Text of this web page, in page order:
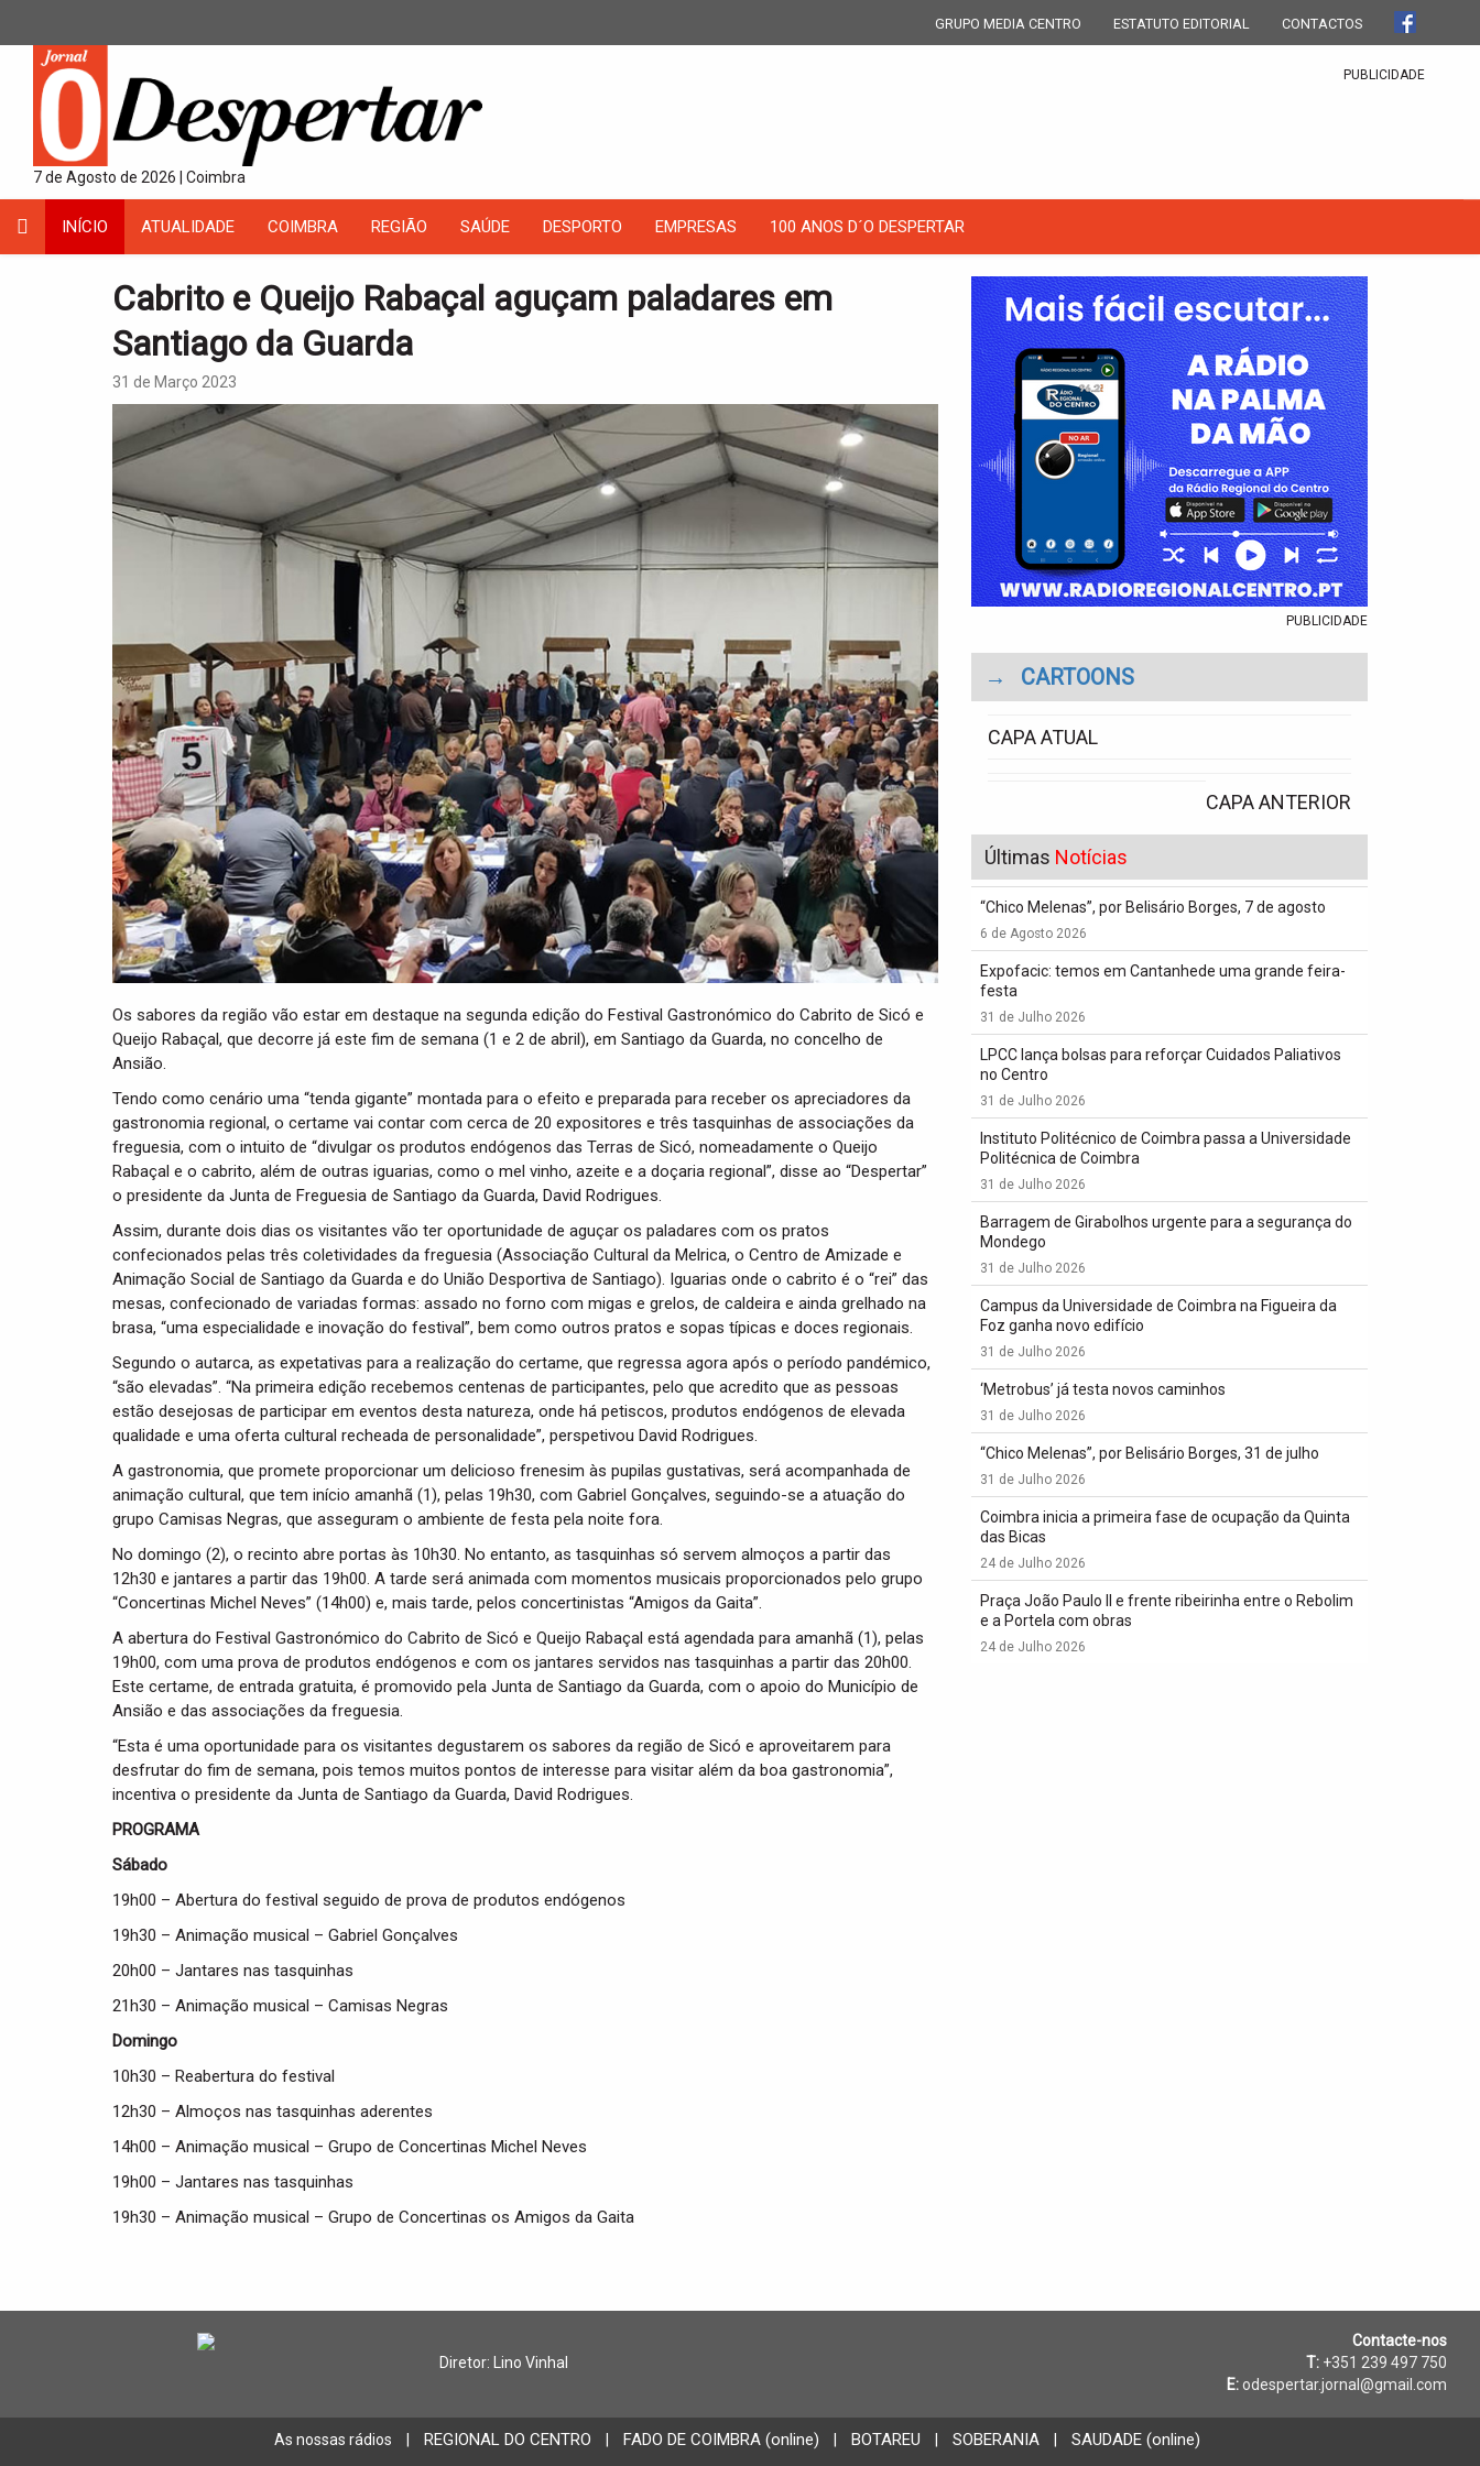
GRUPO MEDIA CENTRO ESTATUTO EDITORIAL CONTACTOS
7 de Agosto de 2026 | Coimbra
PUBLICIDADE
INÍCIO ATUALIDADE COIMBRA REGIÃO SAÚDE DESPORTO EMPRESAS 100 ANOS D´O DESPERTAR
Cabrito e Queijo Rabaçal aguçam paladares em
Santiago da Guarda
31 de Março 2023
Os sabores da região vão estar em destaque na segunda edição do Festival Gastronómico do Cabrito de Sicó e
Queijo Rabaçal, que decorre já este fim de semana (1 e 2 de abril), em Santiago da Guarda, no concelho de
Ansião.
Tendo como cenário uma “tenda gigante” montada para o efeito e preparada para receber os apreciadores da
gastronomia regional, o certame vai contar com cerca de 20 expositores e três tasquinhas de associações da
freguesia, com o intuito de “divulgar os produtos endógenos das Terras de Sicó, nomeadamente o Queijo
Rabaçal e o cabrito, além de outras iguarias, como o mel vinho, azeite e a doçaria regional”, disse ao “Despertar”
o presidente da Junta de Freguesia de Santiago da Guarda, David Rodrigues.
Assim, durante dois dias os visitantes vão ter oportunidade de aguçar os paladares com os pratos
confecionados pelas três coletividades da freguesia (Associação Cultural da Melrica, o Centro de Amizade e
Animação Social de Santiago da Guarda e do União Desportiva de Santiago). Iguarias onde o cabrito é o “rei” das
mesas, confecionado de variadas formas: assado no forno com migas e grelos, de caldeira e ainda grelhado na
brasa, “uma especialidade e inovação do festival”, bem como outros pratos e sopas típicas e doces regionais.
Segundo o autarca, as expetativas para a realização do certame, que regressa agora após o período pandémico,
“são elevadas”. “Na primeira edição recebemos centenas de participantes, pelo que acredito que as pessoas
estão desejosas de participar em eventos desta natureza, onde há petiscos, produtos endógenos de elevada
qualidade e uma oferta cultural recheada de personalidade”, perspetivou David Rodrigues.
A gastronomia, que promete proporcionar um delicioso frenesim às pupilas gustativas, será acompanhada de
animação cultural, que tem início amanhã (1), pelas 19h30, com Gabriel Gonçalves, seguindo-se a atuação do
grupo Camisas Negras, que asseguram o ambiente de festa pela noite fora.
No domingo (2), o recinto abre portas às 10h30. No entanto, as tasquinhas só servem almoços a partir das
12h30 e jantares a partir das 19h00. A tarde será animada com momentos musicais proporcionados pelo grupo
“Concertinas Michel Neves” (14h00) e, mais tarde, pelos concertinistas “Amigos da Gaita”.
A abertura do Festival Gastronómico do Cabrito de Sicó e Queijo Rabaçal está agendada para amanhã (1), pelas
19h00, com uma prova de produtos endógenos e com os jantares servidos nas tasquinhas a partir das 20h00.
Este certame, de entrada gratuita, é promovido pela Junta de Santiago da Guarda, com o apoio do Município de
Ansião e das associações da freguesia.
“Esta é uma oportunidade para os visitantes degustarem os sabores da região de Sicó e aproveitarem para
desfrutar do fim de semana, pois temos muitos pontos de interesse para visitar além da boa gastronomia”,
incentiva o presidente da Junta de Santiago da Guarda, David Rodrigues.
PROGRAMA
Sábado
19h00 – Abertura do festival seguido de prova de produtos endógenos
19h30 – Animação musical – Gabriel Gonçalves
20h00 – Jantares nas tasquinhas
21h30 – Animação musical – Camisas Negras
Domingo
10h30 – Reabertura do festival
12h30 – Almoços nas tasquinhas aderentes
14h00 – Animação musical – Grupo de Concertinas Michel Neves
19h00 – Jantares nas tasquinhas
19h30 – Animação musical – Grupo de Concertinas os Amigos da Gaita
PUBLICIDADE
→ CARTOONS
CAPA ATUAL
CAPA ANTERIOR
Últimas Notícias
“Chico Melenas”, por Belisário Borges, 7 de agosto
6 de Agosto 2026
Expofacic: temos em Cantanhede uma grande feira-
festa
31 de Julho 2026
LPCC lança bolsas para reforçar Cuidados Paliativos
no Centro
31 de Julho 2026
Instituto Politécnico de Coimbra passa a Universidade
Politécnica de Coimbra
31 de Julho 2026
Barragem de Girabolhos urgente para a segurança do
Mondego
31 de Julho 2026
Campus da Universidade de Coimbra na Figueira da
Foz ganha novo edifício
31 de Julho 2026
‘Metrobus’ já testa novos caminhos
31 de Julho 2026
“Chico Melenas”, por Belisário Borges, 31 de julho
31 de Julho 2026
Coimbra inicia a primeira fase de ocupação da Quinta
das Bicas
24 de Julho 2026
Praça João Paulo II e frente ribeirinha entre o Rebolim
e a Portela com obras
24 de Julho 2026
Diretor: Lino Vinhal
Contacte-nos
T: +351 239 497 750
E: odespertar.jornal@gmail.com
As nossas rádios REGIONAL DO CENTRO FADO DE COIMBRA (online) BOTAREU SOBERANIA SAUDADE (online)